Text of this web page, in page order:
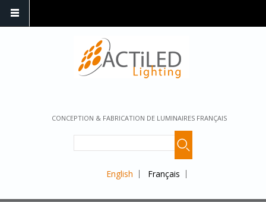
CONCEPTION & FABRICATION DE LUMINAIRES FRANÇAIS
English Français